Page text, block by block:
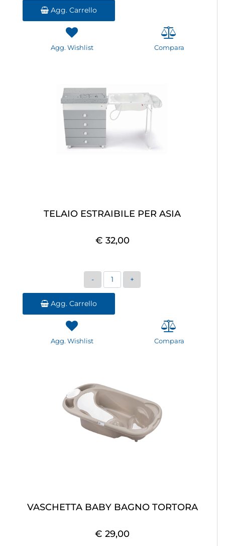
Agg. Carrello
Agg. Wishlist Compara
TELAIO ESTRAIBILE PER ASIA
€ 32,00
Quantità
Agg. Carrello
Agg. Wishlist Compara
VASCHETTA BABY BAGNO TORTORA
€ 29,00